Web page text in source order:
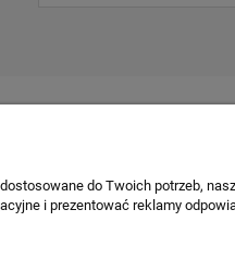
NOWOŚCI
do Twoich potrzeb,
i prezentować reklamy